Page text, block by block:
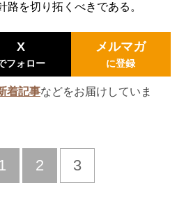
路を切り拓くべきである。
X
フォロー
メルマガ
に登録
着記事などをお届けしていま
2 3